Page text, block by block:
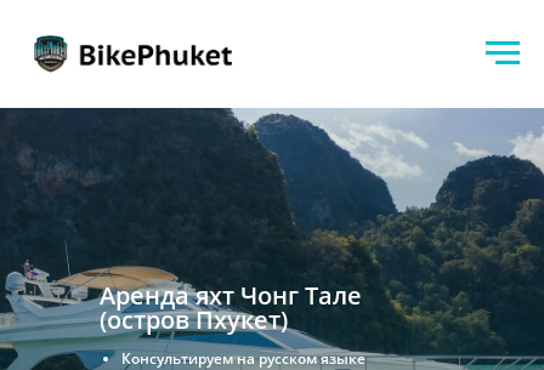
Аренда яхт Чонг Тале
(остров Пхукет)
Консультируем на русском языке